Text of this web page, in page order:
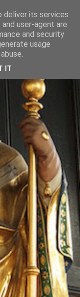
deliver its services
user-agent are
and security
usage
IT